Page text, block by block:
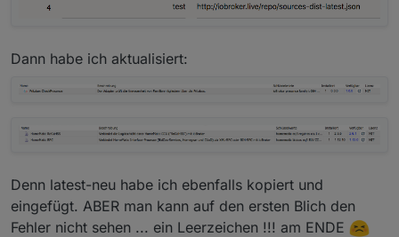
Dann habe ich aktualisiert:
Denn latest-neu habe ich ebenfalls kopiert und
eingefügt. ABER man kann auf den ersten Blich den
Fehler nicht sehen ... ein Leerzeichen !!! am ENDE